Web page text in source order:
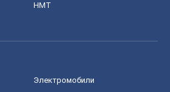
НМТ
Электромобили